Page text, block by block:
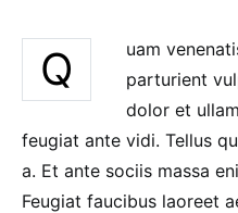
Q
uam
parturient
dolor et
feugiat ante vidi. Tellus
a. Et ante sociis massa
Feugiat faucibus laoreet